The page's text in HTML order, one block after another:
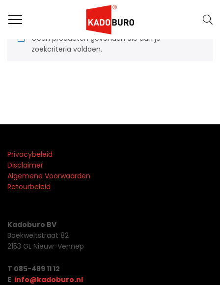
Geen producten gevonden die aan je
zoekcriteria voldoen.
Privacybeleid
Disclaimer
Algemene Voorwaarden
Retourbeleid
Kadoburo BV
Boekweitstraat 82
2153 GL Nieuw-Vennep
T 085-489 11 12
E info@kadoburo.nl